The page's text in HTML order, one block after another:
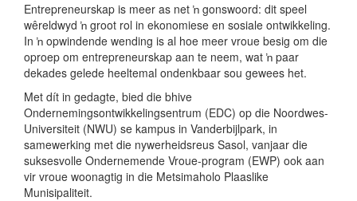
Entrepreneurskap is meer as net ŉ gonswoord: dit speel
wêreldwyd ŉ groot rol in ekonomiese en sosiale ontwikkeling.
In ŉ opwindende wending is al hoe meer vroue besig om die
oproep om entrepreneurskap aan te neem, wat ŉ paar
dekades gelede heeltemal ondenkbaar sou gewees het.
Met dít in gedagte, bied die bhive
Ondernemingsontwikkelingsentrum (EDC) op die Noordwes-
Universiteit (NWU) se kampus in Vanderbijlpark, in
samewerking met die nywerheidsreus Sasol, vanjaar die
suksesvolle Ondernemende Vroue-program (EWP) ook aan
vir vroue woonagtig in die Metsimaholo Plaaslike
Munisipaliteit.